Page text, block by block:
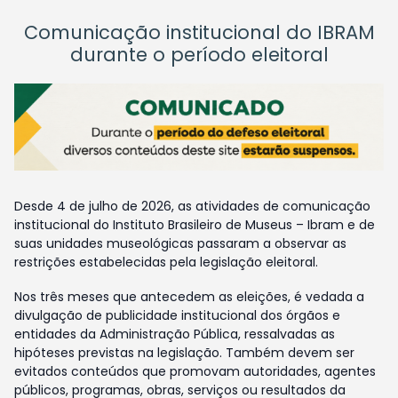
Comunicação institucional do IBRAM
durante o período eleitoral
Desde 4 de julho de 2026, as atividades de comunicação
institucional do Instituto Brasileiro de Museus – Ibram e de
suas unidades museológicas passaram a observar as
restrições estabelecidas pela legislação eleitoral.
Nos três meses que antecedem as eleições, é vedada a
divulgação de publicidade institucional dos órgãos e
entidades da Administração Pública, ressalvadas as
hipóteses previstas na legislação. Também devem ser
evitados conteúdos que promovam autoridades, agentes
públicos, programas, obras, serviços ou resultados da